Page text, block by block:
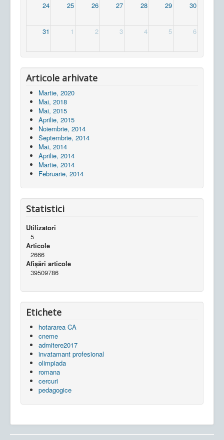
24 25 26 27 28 29 30
31 1 2 3 4 5 6
Articole arhivate
Martie, 2020
Mai, 2018
Mai, 2015
Aprilie, 2015
Noiembrie, 2014
Septembrie, 2014
Mai, 2014
Aprilie, 2014
Martie, 2014
Februarie, 2014
Statistici
Utilizatori
5
Articole
2666
Afișări articole
39509786
Etichete
hotararea CA
cneme
admitere2017
invatamant profesional
olimpiada
romana
cercuri
pedagogice